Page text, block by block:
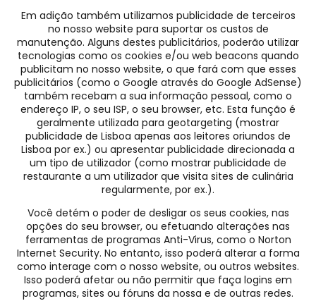
Em adição também utilizamos publicidade de terceiros
no nosso website para suportar os custos de
manutenção. Alguns destes publicitários, poderão utilizar
tecnologias como os cookies e/ou web beacons quando
publicitam no nosso website, o que fará com que esses
publicitários (como o Google através do Google AdSense)
também recebam a sua informação pessoal, como o
endereço IP, o seu ISP, o seu browser, etc. Esta função é
geralmente utilizada para geotargeting (mostrar
publicidade de Lisboa apenas aos leitores oriundos de
Lisboa por ex.) ou apresentar publicidade direcionada a
um tipo de utilizador (como mostrar publicidade de
restaurante a um utilizador que visita sites de culinária
regularmente, por ex.).
Você detém o poder de desligar os seus cookies, nas
opções do seu browser, ou efetuando alterações nas
ferramentas de programas Anti-Virus, como o Norton
Internet Security. No entanto, isso poderá alterar a forma
como interage com o nosso website, ou outros websites.
Isso poderá afetar ou não permitir que faça logins em
programas, sites ou fóruns da nossa e de outras redes.